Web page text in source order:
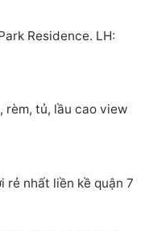
Residence. LH:
rèm, tủ, lầu cao view
rẻ nhất liền kề quận 7